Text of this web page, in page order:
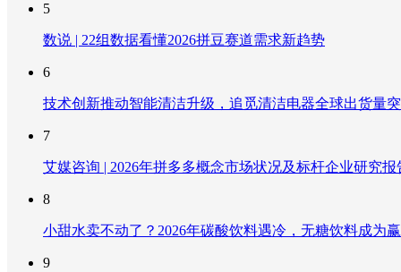
5
数说 | 22组数据看懂2026拼豆赛道需求新趋势
6
技术创新推动智能清洁升级，追觅清洁电器全球出货量
7
艾媒咨询 | 2026年拼多多概念市场状况及标杆企业研究报
8
小甜水卖不动了？2026年碳酸饮料遇冷，无糖饮料成为
9